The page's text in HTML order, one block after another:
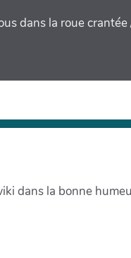
dans la roue
dans la bonne